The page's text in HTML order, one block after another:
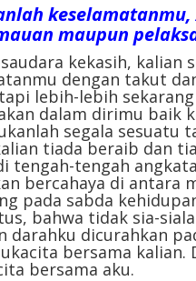
maupun
kekasih,
dengan takut
lebih-lebih
dalam dirimu baik
segala
tiada beraib dan
tengah-tengah
bercahaya di
pada sabda
bahwa tidak sia-
darahku dicurahkan
bersama kalian.
bersama aku.